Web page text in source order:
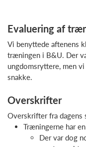
Evaluering af
Vi benyttede aftenens
træningen i B&U. Der
ungdomsryttere, men
snakke.
Overskrifter
Overskrifter fra dagens
Træningerne har
Der var dog